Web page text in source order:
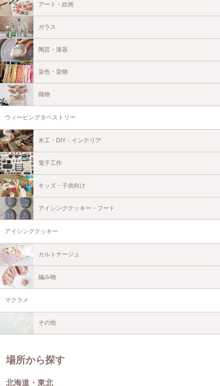
アート・絵画
ガラス
陶芸・漆器
染色・染物
織物
ウィービングタペストリー
木工・DIY・インテリア
電子工作
キッズ・子供向け
アイシングクッキー・フード
アイシングクッキー
カルトナージュ
編み物
マクラメ
その他
場所から探す
北海道・東北